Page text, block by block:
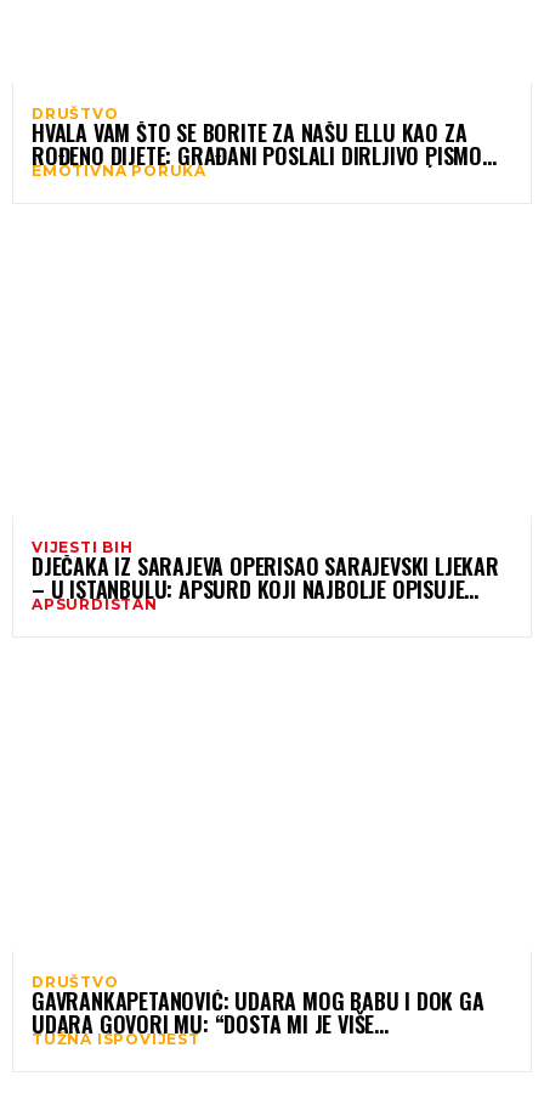
DRUŠTVO
HVALA VAM ŠTO SE BORITE ZA NAŠU ELLU KAO ZA
ROĐENO DIJETE: GRAĐANI POSLALI DIRLJIVO PISMO
TIMU PROF. DR. ISMETA GAVRANKAPETANOVIĆA
EMOTIVNA PORUKA
VIJESTI BIH
DJEČAKA IZ SARAJEVA OPERISAO SARAJEVSKI LJEKAR
– U ISTANBULU: APSURD KOJI NAJBOLJE OPISUJE
STANJE BH. ZDRAVSTVA
APSURDISTAN
DRUŠTVO
GAVRANKAPETANOVIĆ: UDARA MOG BABU I DOK GA
UDARA GOVORI MU: “DOSTA MI JE VIŠE
MUSLIMANSKOG MERHAMETA”
TUŽNA ISPOVIJEST